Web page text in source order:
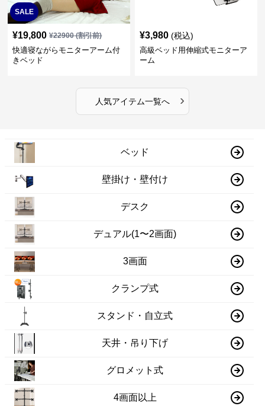
SALE
¥19,800 ¥22900(割引前)
快適寝ながらモニターアーム付
きベッド
¥3,980 (税込)
高級ベッド用伸縮式モニターア
ーム
人気アイテム一覧へ ›
ベッド
壁掛け・壁付け
デスク
デュアル(1〜2画面)
3画面
クランプ式
スタンド・自立式
天井・吊り下げ
グロメット式
4画面以上